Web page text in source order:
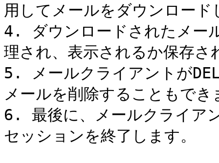
用してメールをダウンロード
4. ダウンロードされたメー
理され、表示されるか保存さ
5. メールクライアントが
メールを削除することもでき
6. 最後に、メールクライア
セッションを終了します。